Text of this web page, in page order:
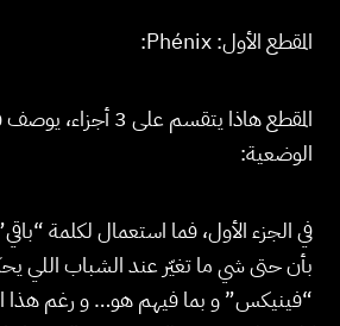
المقطع الأول: Phénix:
المقطع هاذا يتقسم على
الوضعية:
بأن حتى شي ما تغيّر عند الشباب اللي
“فينيكس” و بما فيهم هو… و رغم هذا